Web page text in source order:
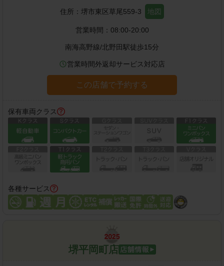
住所： 堺市東区草尾559-3 地図
営業時間： 08:00-20:00
南海高野線/北野田駅徒歩15分
営業時間外返却サービス対応店
この店舗で予約する
保有車両クラス
各種サービス
堺平岡町店